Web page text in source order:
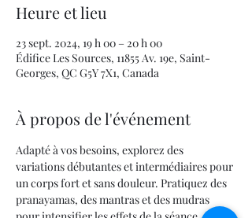
Heure et lieu
23 sept. 2024, 19 h 00 – 20 h 00
Édifice Les Sources, 11855 Av. 19e, Saint-
Georges, QC G5Y 7X1, Canada
À propos de l'événement
Adapté à vos besoins, explorez des
variations débutantes et intermédiaires pour
un corps fort et sans douleur. Pratiquez des
pranayamas, des mantras et des mudras